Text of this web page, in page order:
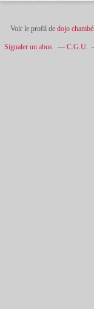
Voir le profil de dojo
Signaler un abus C.G.U.